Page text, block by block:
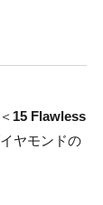
15 Flawless
ヤモンドの